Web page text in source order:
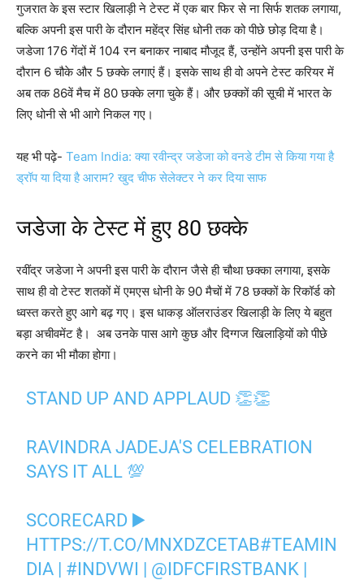
गुजरात के इस स्टार खिलाड़ी ने टेस्ट में एक बार फिर से ना सिर्फ शतक लगाया,
बल्कि अपनी इस पारी के दौरान महेंद्र सिंह धोनी तक को पीछे छोड़ दिया है।
जडेजा 176 गेंदों में 104 रन बनाकर नाबाद मौजूद हैं, उन्होंने अपनी इस पारी के
दौरान 6 चौके और 5 छक्के लगाएं हैं। इसके साथ ही वो अपने टेस्ट करियर में
अब तक 86वें मैच में 80 छक्के लगा चुके हैं। और छक्कों की सूची में भारत के
लिए धोनी से भी आगे निकल गए।
यह भी पढ़े- Team India: क्या रवीन्द्र जडेजा को वनडे टीम से किया गया है
ड्रॉप या दिया है आराम? खुद चीफ सेलेक्टर ने कर दिया साफ
जडेजा के टेस्ट में हुए 80 छक्के
रवींद्र जडेजा ने अपनी इस पारी के दौरान जैसे ही चौथा छक्का लगाया, इसके
साथ ही वो टेस्ट शतकों में एमएस धोनी के 90 मैचों में 78 छक्कों के रिकॉर्ड को
ध्वस्त करते हुए आगे बढ़ गए। इस धाकड़ ऑलराउंडर खिलाड़ी के लिए ये बहुत
बड़ा अचीवमेंट है। अब उनके पास आगे कुछ और दिग्गज खिलाड़ियों को पीछे
करने का भी मौका होगा।
STAND UP AND APPLAUD 👏👏
RAVINDRA JADEJA'S CELEBRATION
SAYS IT ALL 💯
SCORECARD ▶️
HTTPS://T.CO/MNXDZCETAB#TEAMIN
DIA | #INDVWI | @IDFCFIRSTBANK |